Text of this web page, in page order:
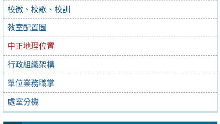
校徽、校歌、校訓
教室配置圖
中正地理位置
行政組織架構
單位業務職掌
處室分機